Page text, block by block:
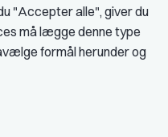
"Accepter alle", giver du
må lægge denne type
formål herunder og